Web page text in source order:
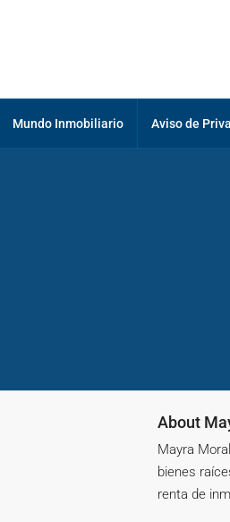
Mundo Inmobiliario Aviso de
About
Mayra
bienes
renta de